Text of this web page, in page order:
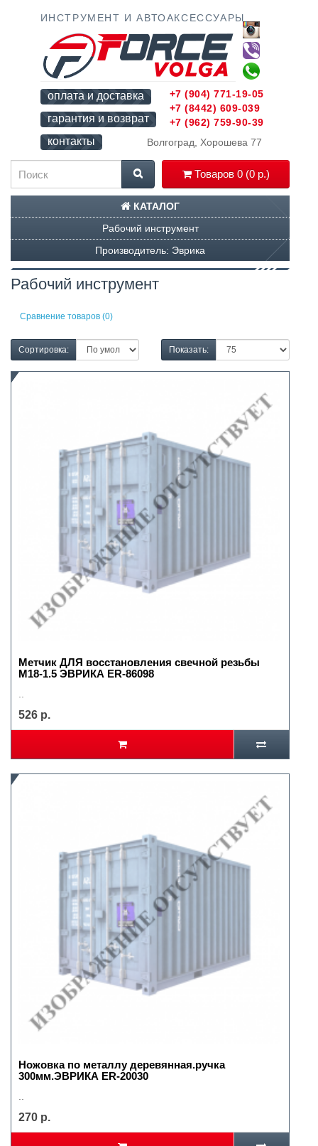
ИНСТРУМЕНТ И АВТОАКСЕССУАРЫ
оплата и доставка
гарантия и возврат
контакты
Волгоград, Хорошева 77
Товаров 0 (0 р.)
+7 (904) 771-19-05
+7 (8442) 609-039
+7 (962) 759-90-39
КАТАЛОГ
Рабочий инструмент
Производитель: Эврика
Рабочий инструмент
Сравнение товаров (0)
Сортировка: Показать:
Метчик ДЛЯ восстановления свечной резьбы
М18-1.5 ЭВРИКА ER-86098
526 р.
Ножовка по металлу деревянная.ручка
300мм.ЭВРИКА ER-20030
270 р.